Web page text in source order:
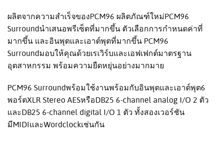
ผลิตจากความสำเร็จของPCM96 ผลิตภัณฑ์ใหม่PCM96
Surroundนำเสนอพรีเซ็ตที่มากขึ้น ตัวเลือกการกำหนดค่าที่
มากขึ้น และอินพุตและเอาต์พุตที่มากขึ้น PCM96
Surroundมอบให้คุณด้วยเรเวิร์บและเอฟเฟกต์มาตรฐาน
อุตสาหกรรม พร้อมความยืดหยุ่นอย่างมากมาย
PCM96 Surroundพร้อมใช้งานพร้อมกับอินพุตและเอาต์พุต6
พอร์ตXLR Stereo AESหรือDB25 6-channel analog I/O 2 ตัว
และDB25 6-channel digital I/O 1 ตัว ทั้งสองเวอร์ชัน
มีMIDIและWordclockเช่นกัน